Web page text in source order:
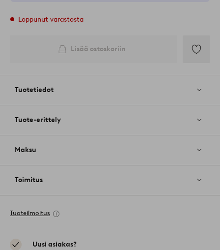
Loppunut varastosta
Lisää ostoskoriin
Tuotetiedot
Tuote-erittely
Maksu
Toimitus
Tuoteilmoitus
Uusi asiakas?